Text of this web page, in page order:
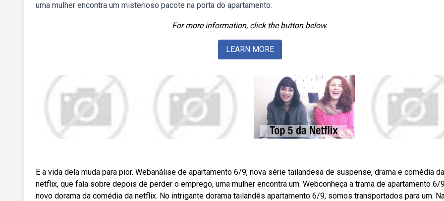
uma mulher encontra um misterioso pacote na porta do apartamento.
For more information, click the button below.
LEARN MORE
E a vida dela muda para pior. Webanálise de apartamento 6/9, nova série tailandesa de suspense, drama e comédia da
netflix, que fala sobre depois de perder o emprego, uma mulher encontra um. Webconheça a trama de apartamento 6/
novo dorama da comédia da netflix. No intrigante dorama tailandês apartamento 6/9, somos transportados para um.